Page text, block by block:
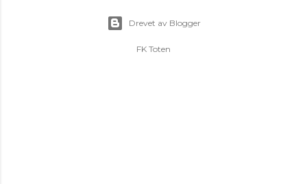
Drevet av Blogger
FK Toten